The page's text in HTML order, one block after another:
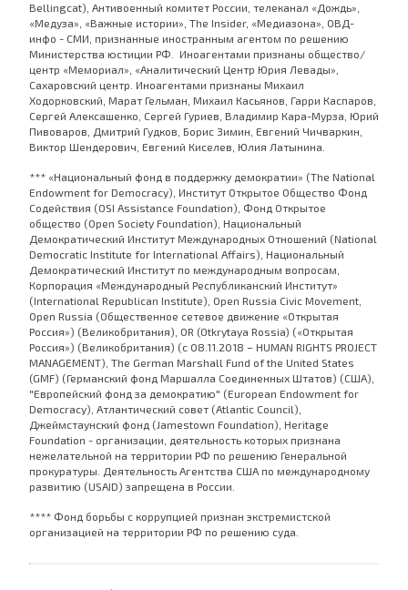
Bellingcat), Антивоенный комитет России, телеканал «Дождь»,
«Медуза», «Важные истории», The Insider, «Медиазона», ОВД-
инфо - СМИ, признанные иностранным агентом по решению
Министерства юстиции РФ. Иноагентами признаны общество/
центр «Мемориал», «Аналитический Центр Юрия Левады»,
Сахаровский центр. Иноагентами признаны Михаил
Ходорковский, Марат Гельман, Михаил Касьянов, Гарри Каспаров,
Сергей Алексашенко, Сергей Гуриев, Владимир Кара-Мурза, Юрий
Пивоваров, Дмитрий Гудков, Борис Зимин, Евгений Чичваркин,
Виктор Шендерович, Евгений Киселев, Юлия Латынина.
*** «Национальный фонд в поддержку демократии» (The National
Endowment for Democracy), Институт Открытое Общество Фонд
Содействия (OSI Assistance Foundation), Фонд Открытое
общество (Open Society Foundation), Национальный
Демократический Институт Международных Отношений (National
Democratic Institute for International Affairs), Национальный
Демократический Институт по международным вопросам,
Корпорация «Международный Республиканский Институт»
(International Republican Institute), Open Russia Civic Movement,
Open Russia (Общественное сетевое движение «Открытая
Россия») (Великобритания), OR (Otkrytaya Rossia) («Открытая
Россия») (Великобритания) (с 08.11.2018 – HUMAN RIGHTS PROJECT
MANAGEMENT), The German Marshall Fund of the United States
(GMF) (Германский фонд Маршалла Соединенных Штатов) (США),
"Европейский фонд за демократию" (European Endowment for
Democracy), Атлантический совет (Atlantic Council),
Джеймстаунский фонд (Jamestown Foundation), Heritage
Foundation - организации, деятельность которых признана
нежелательной на территории РФ по решению Генеральной
прокуратуры. Деятельность Агентства США по международному
развитию (USAID) запрещена в России.
**** Фонд борьбы с коррупцией признан экстремистской
организацией на территории РФ по решению суда.